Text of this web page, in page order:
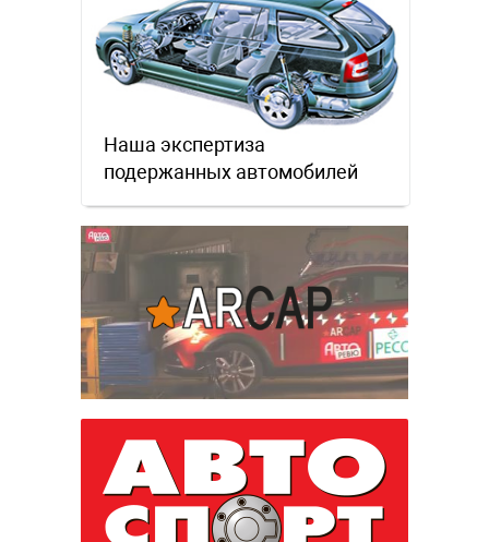
Наша экспертиза
подержанных автомобилей